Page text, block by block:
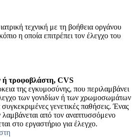
τεχνική με τη βοήθεια οργάνου
η οποία επιτρέπει τον έλεγχο του
τροφοβλάστη, CVS
της εγκυμοσύνης, που περιλαμβάνει
των γονιδίων ή των χρωμοσωμάτων
γενετικές παθήσεις. Ένας
λαμβάνεται από τον αναπτυσσόμενο
στο εργαστήριο για έλεγχο.